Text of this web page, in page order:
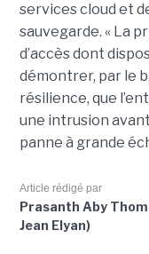
services cloud et
sauvegarde. « La
d’accès dont
démontrer, par le
résilience, que
une intrusion
panne à grande
Article rédigé par
Prasanth Aby
Jean Elyan)